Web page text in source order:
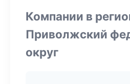
Компании в
Приволжский
округ